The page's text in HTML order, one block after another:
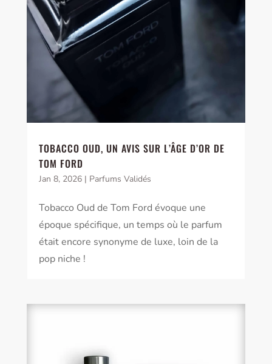
TOBACCO OUD, UN AVIS SUR L’ÂGE D’OR DE
TOM FORD
Jan 8, 2026| Parfums Validés
Tobacco Oud de Tom Ford évoque une
époque spécifique, un temps où le parfum
était encore synonyme de luxe, loin de la
pop niche !